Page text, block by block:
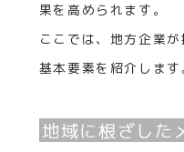
果を高められます。
ここでは、地方企業
基本要素を紹介します
地域に根ざした